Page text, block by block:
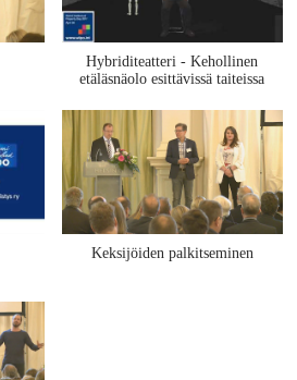
Hybriditeatteri - Kehollinen
etäläsnäolo esittävissä taiteissa
Keksijöiden palkitseminen